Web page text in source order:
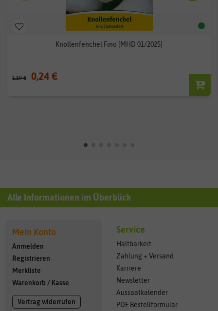
Knollenfenchel Fino [MHD 01/2025]
1,19 € 0,24 €
Alle Informationen im Überblick
Mein Konto
Anmelden
Registrieren
Merkliste
Warenkorb / Kasse
Vertrag widerrufen
Service
Haltbarkeit
Zahlung + Versand
Karriere
Newsletter
Aussaatkalender
PDF Bestellformular